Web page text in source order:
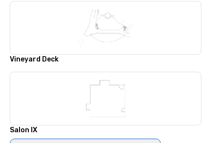
Vineyard Deck
Salon IX